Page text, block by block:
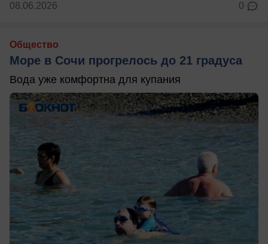
08.06.2026 0
Общество
Море в Сочи прогрелось до 21 градуса
Вода уже комфортна для купания